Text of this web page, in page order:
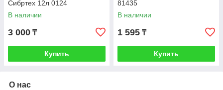
Сибртех 12л 0124
В наличии
3 000 ₸
Купить
81435
В наличии
1 595 ₸
Купить
О нас